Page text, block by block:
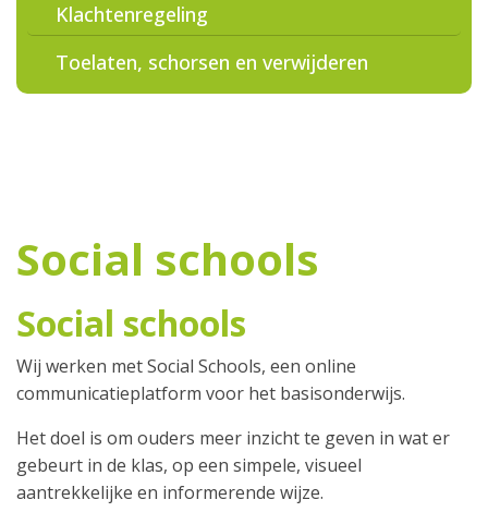
Klachtenregeling
Toelaten, schorsen en verwijderen
Social schools
Social schools
Wij werken met Social Schools, een online
communicatieplatform voor het basisonderwijs.
Het doel is om ouders meer inzicht te geven in wat er
gebeurt in de klas, op een simpele, visueel
aantrekkelijke en informerende wijze.